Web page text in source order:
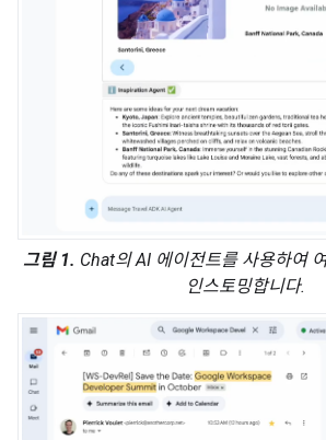
그림 1. Chat의 AI 에이전트를 사용하여
인스토밍합니다.